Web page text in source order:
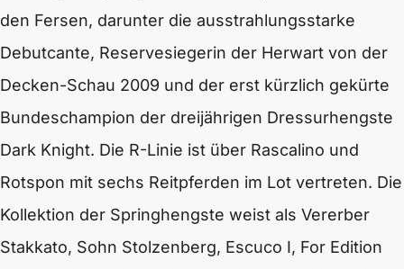
den Fersen, darunter die ausstrahlungsstarke
Debutcante, Reservesiegerin der Herwart von der
Decken-Schau 2009 und der erst kürzlich gekürte
Bundeschampion der dreijährigen Dressurhengste
Dark Knight. Die R-Linie ist über Rascalino und
Rotspon mit sechs Reitpferden im Lot vertreten. Die
Kollektion der Springhengste weist als Vererber
Stakkato, Sohn Stolzenberg, Escuco I, For Edition